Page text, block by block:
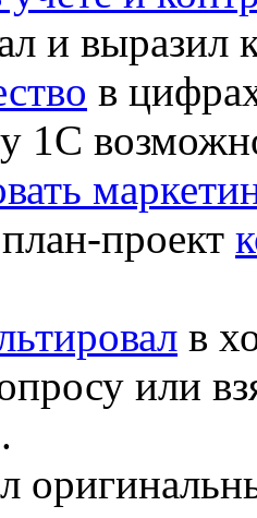
и выразил
в
1С
проект
в
или